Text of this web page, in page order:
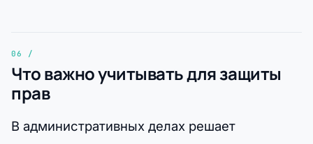
Что важно учитывать для защиты
прав
В административных делах решает